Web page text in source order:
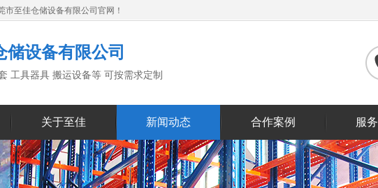
至佳仓储设备有限公司官网！
储设备有限公司
工具器具 搬运设备等 可按需求定制
关于至佳 新闻动态 合作案例 服